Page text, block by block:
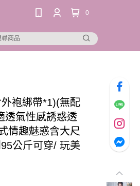
0
袍綁帶*1)(無配
透氣性感誘惑透
情趣魅惑含大尺
公斤可穿/ 玩美